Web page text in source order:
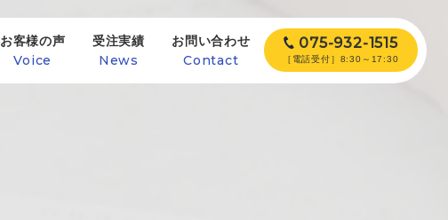
お客様の声
Voice
受注実績
News
お問い合わせ
Contact
075-932-1515
［電話受付］8:30～17:30